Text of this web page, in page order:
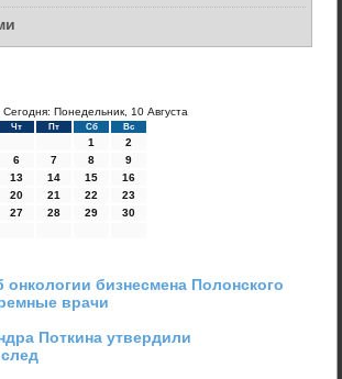
Сегодня: Понедельник, 10 Августа
Чт Пт Сб Вс
1
2
6 7 8
9
13 14 15
16
20 21 22
23
27 28 29
30
бизнесмена Полонского
врачи
Поткина утвердили
след